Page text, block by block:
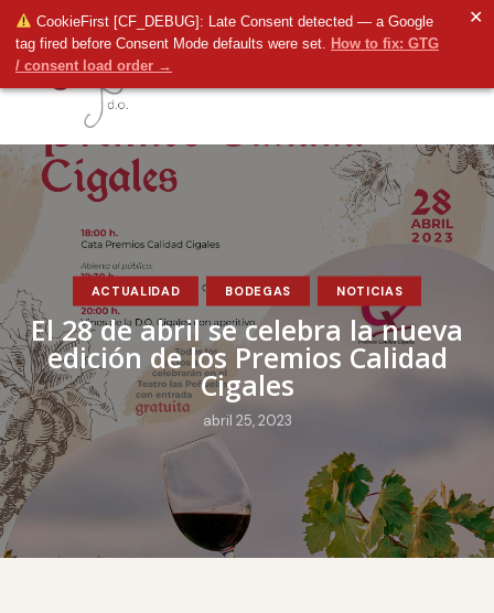
CookieFirst [CF_DEBUG]: Late Consent detected — a Google
tag fired before Consent Mode defaults were set. How to fix: GTG
/ consent load order →
✕
ACTUALIDAD BODEGAS NOTICIAS
El 28 de abril se celebra la nueva
edición de los Premios Calidad
Cigales
abril 25, 2023